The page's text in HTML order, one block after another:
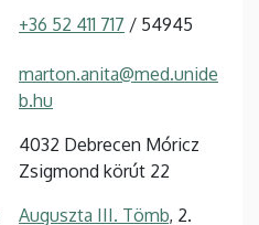
+36 52 411 717 / 54945
marton.anita@med.unide
b.hu
4032 Debrecen Móricz
Zsigmond körút 22
Auguszta III. Tömb, 2.